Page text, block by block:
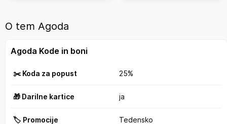
O tem Agoda
Agoda Kode in boni
✂️ Koda za popust 25%
🎁 Darilne kartice ja
🏷️ Promocije Tedensko